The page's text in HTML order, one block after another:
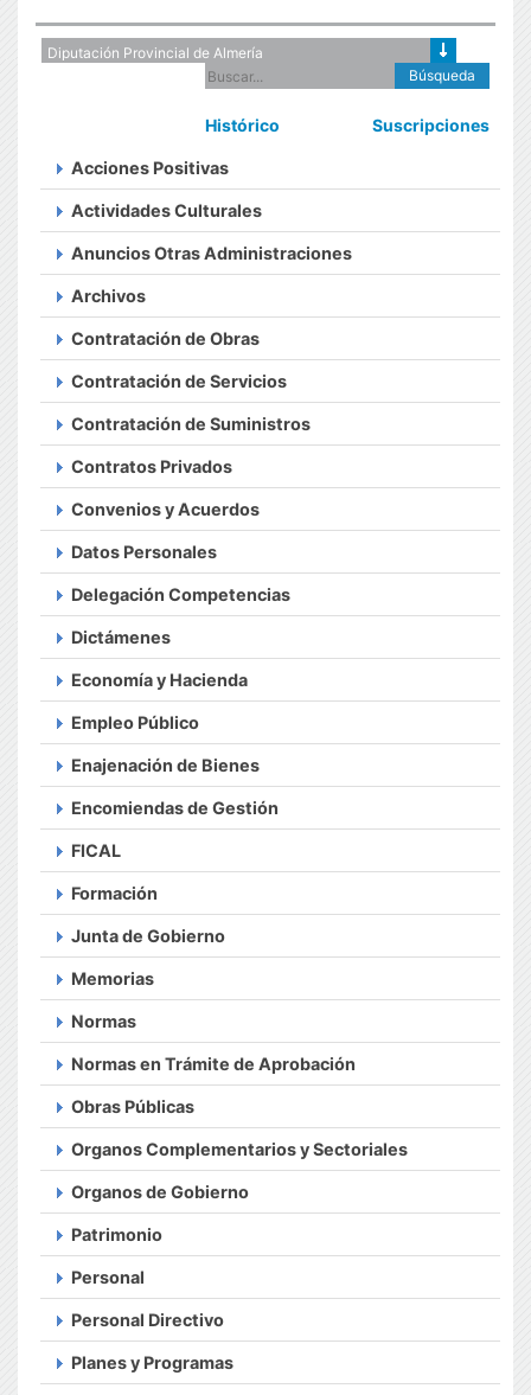
Búsqueda
Histórico Suscripciones
Acciones Positivas
Actividades Culturales
Anuncios Otras Administraciones
Archivos
Contratación de Obras
Contratación de Servicios
Contratación de Suministros
Contratos Privados
Convenios y Acuerdos
Datos Personales
Delegación Competencias
Dictámenes
Economía y Hacienda
Empleo Público
Enajenación de Bienes
Encomiendas de Gestión
FICAL
Formación
Junta de Gobierno
Memorias
Normas
Normas en Trámite de Aprobación
Obras Públicas
Organos Complementarios y Sectoriales
Organos de Gobierno
Patrimonio
Personal
Personal Directivo
Planes y Programas